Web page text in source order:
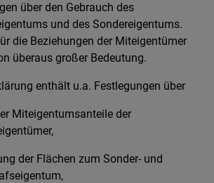
über den Gebrauch des
und des Sondereigentums.
die Beziehungen der Miteigentümer
überaus großer Bedeutung.
enthält u.a. Festlegungen über
Miteigentumsanteile der
der Flächen zum Sonder- und